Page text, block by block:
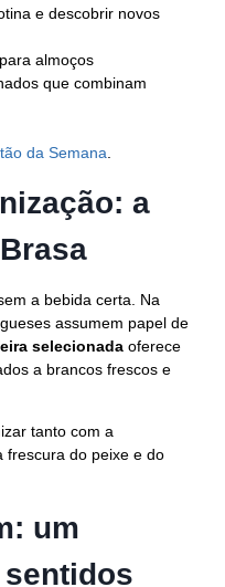
e descobrir novos
almoços
que combinam
da Semana
a
a bebida certa. Na
assumem papel de
selecionadaoferece
a brancos frescos e
tanto com a
frescura do peixe e do
um